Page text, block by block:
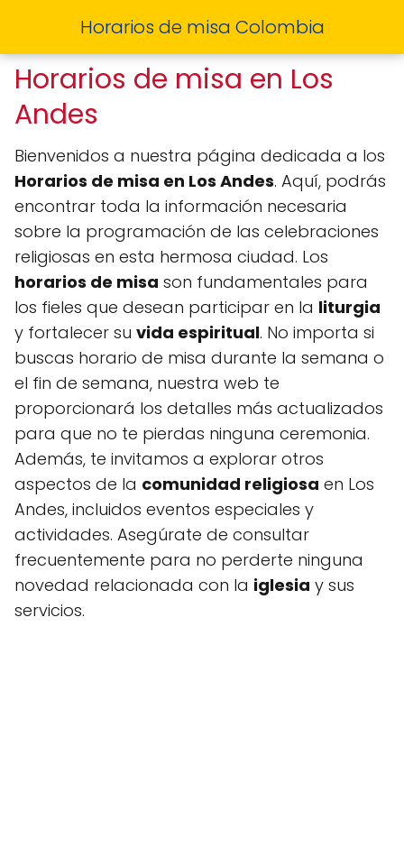
Horarios de misa Colombia
Horarios de misa en Los
Andes
Bienvenidos a nuestra página dedicada a los
Horarios de misa en Los Andes. Aquí, podrás
encontrar toda la información necesaria
sobre la programación de las celebraciones
religiosas en esta hermosa ciudad. Los
horarios de misa son fundamentales para
los fieles que desean participar en la liturgia
y fortalecer su vida espiritual. No importa si
buscas horario de misa durante la semana o
el fin de semana, nuestra web te
proporcionará los detalles más actualizados
para que no te pierdas ninguna ceremonia.
Además, te invitamos a explorar otros
aspectos de la comunidad religiosa en Los
Andes, incluidos eventos especiales y
actividades. Asegúrate de consultar
frecuentemente para no perderte ninguna
novedad relacionada con la iglesia y sus
servicios.